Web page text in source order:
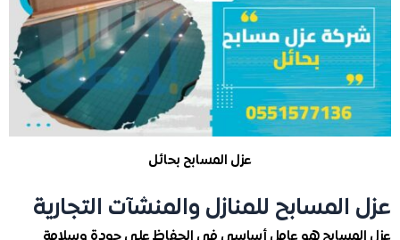
عزل المسابح بحائل
للمنازل والمنشآت التجارية
هو عامل أساسي في الحفاظ على جودة وسلامة